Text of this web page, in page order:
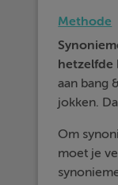
Methode
hetzelfde
aan bang
jokken.
Om
moet je